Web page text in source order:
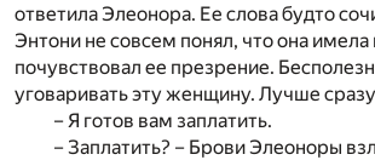
ответила Элеонора. Ее слова будто
Энтони не совсем понял, что она имела
почувствовал ее презрение.
уговаривать эту женщину. Лучше
– Я готов вам заплатить.
– Заплатить? – Брови Элеоноры